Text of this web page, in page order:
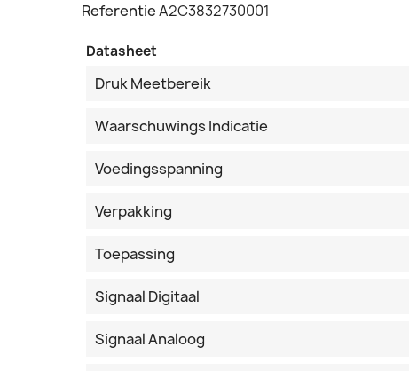
ReferentieA2C3832730001
Datasheet
Druk Meetbereik
Waarschuwings Indicatie
Voedingsspanning
Verpakking
Toepassing
Signaal Digitaal
Signaal Analoog